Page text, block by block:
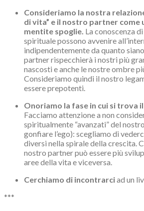
Consideriamo la nostra
di vita” e il nostro partner come
mentite spoglie. La conoscenza
spirituale possono avvenire
indipendentemente da quanto
partner rispecchierà i nostri più
nascosti e anche le nostre ombre
Consideriamo quindi il nostro
essere prepotenti.
Onoriamo la fase in cui si trova
Facciamo attenzione a non
spiritualmente “avanzati” del
gonfiare l’ego): scegliamo di
diversi nella spirale della crescita.
nostro partner può essere più
aree della vita e viceversa.
Cerchiamo di incontrarciad un
***